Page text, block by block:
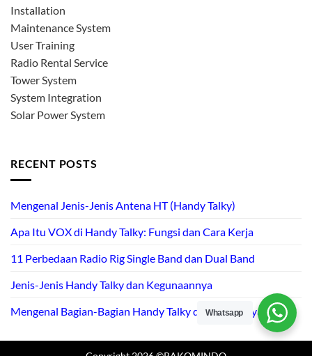
Installation
Maintenance System
User Training
Radio Rental Service
Tower System
System Integration
Solar Power System
RECENT POSTS
Mengenal Jenis-Jenis Antena HT (Handy Talky)
Apa Itu VOX di Handy Talky: Fungsi dan Cara Kerja
11 Perbedaan Radio Rig Single Band dan Dual Band
Jenis-Jenis Handy Talky dan Kegunaannya
Mengenal Bagian-Bagian Handy Talky dan Fungsinya
Whatsapp